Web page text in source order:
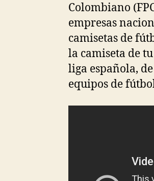
Colombiano
empresas
camisetas de
la camiseta de
liga española,
equipos de